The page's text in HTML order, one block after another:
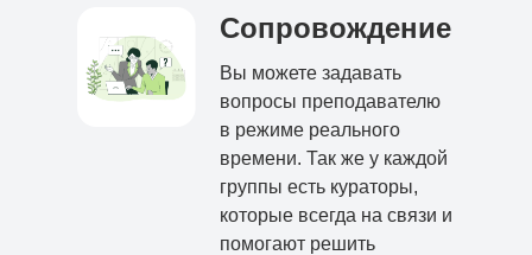
Сопровождение
Вы можете задавать
вопросы преподавателю
в режиме реального
времени. Так же у каждой
группы есть кураторы,
которые всегда на связи и
помогают решить